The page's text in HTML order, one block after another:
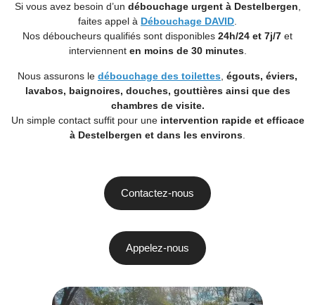
Si vous avez besoin d’un débouchage urgent à Destelbergen,
faites appel à Débouchage DAVID.
Nos déboucheurs qualifiés sont disponibles 24h/24 et 7j/7 et
interviennent en moins de 30 minutes.
Nous assurons le débouchage des toilettes, égouts, éviers,
lavabos, baignoires, douches, gouttières ainsi que des
chambres de visite.
Un simple contact suffit pour une intervention rapide et efficace
à Destelbergen et dans les environs.
Contactez-nous
Appelez-nous